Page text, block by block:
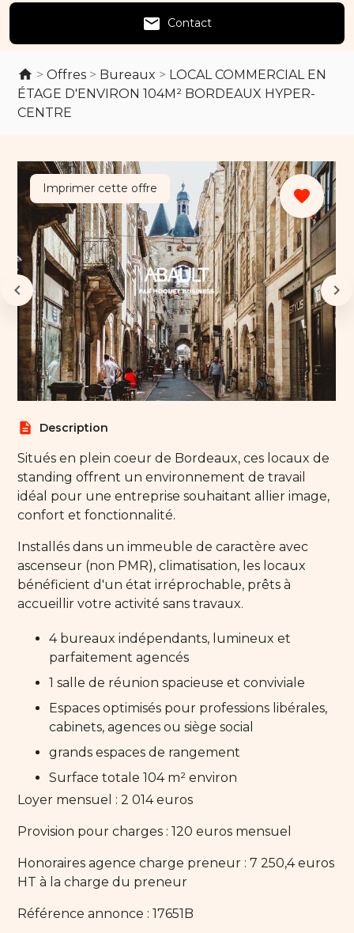
email Contact
>Offres > Bureaux > LOCAL COMMERCIAL EN
ÉTAGE D'ENVIRON 104M² BORDEAUX HYPER-
CENTRE
favorite
Imprimer cette offre
description Description
Situés en plein coeur de Bordeaux, ces locaux de
standing offrent un environnement de travail
idéal pour une entreprise souhaitant allier image,
confort et fonctionnalité.
Installés dans un immeuble de caractère avec
ascenseur (non PMR), climatisation, les locaux
bénéficient d'un état irréprochable, prêts à
accueillir votre activité sans travaux.
4 bureaux indépendants, lumineux et
parfaitement agencés
1 salle de réunion spacieuse et conviviale
Espaces optimisés pour professions libérales,
cabinets, agences ou siège social
grands espaces de rangement
Surface totale 104 m² environ
Loyer mensuel : 2 014 euros
Provision pour charges : 120 euros mensuel
Honoraires agence charge preneur : 7 250,4 euros
HT à la charge du preneur
Référence annonce : 17651B